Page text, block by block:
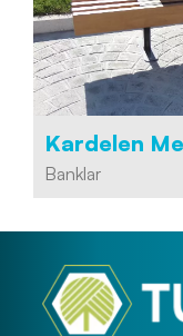
Kardelen
Banklar